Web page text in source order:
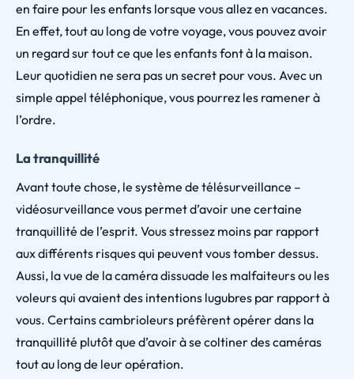
en faire pour les enfants lorsque vous allez en vacances.
En effet, tout au long de votre voyage, vous pouvez avoir
un regard sur tout ce que les enfants font à la maison.
Leur quotidien ne sera pas un secret pour vous. Avec un
simple appel téléphonique, vous pourrez les ramener à
l’ordre.
La tranquillité
Avant toute chose, le système de télésurveillance –
vidéosurveillance vous permet d’avoir une certaine
tranquillité de l’esprit. Vous stressez moins par rapport
aux différents risques qui peuvent vous tomber dessus.
Aussi, la vue de la caméra dissuade les malfaiteurs ou les
voleurs qui avaient des intentions lugubres par rapport à
vous. Certains cambrioleurs préfèrent opérer dans la
tranquillité plutôt que d’avoir à se coltiner des caméras
tout au long de leur opération.